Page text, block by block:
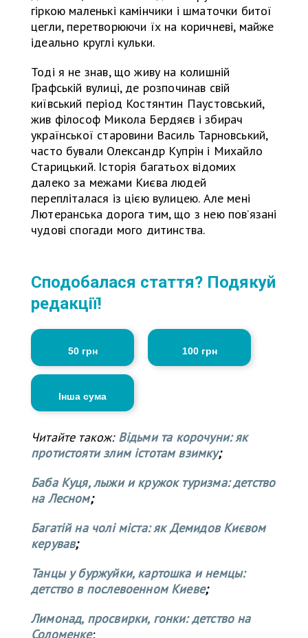
гіркою маленькі камінчики і шматочки битої
цегли, перетворюючи їх на коричневі, майже
ідеально круглі кульки.
Тоді я не знав, що живу на колишній
Графській вулиці, де розпочинав свій
київський період Костянтин Паустовський,
жив філософ Микола Бердяєв і збирач
української старовини Василь Тарновський,
часто бували Олександр Купрін і Михайло
Старицький. Історія багатьох відомих
далеко за межами Києва людей
перепліталася із цією вулицею. Але мені
Лютеранська дорога тим, що з нею повʼязані
чудові спогади мого дитинства.
Сподобалася стаття? Подякуй
редакції!
50 грн 100 грн
Інша сума
Читайте також: Відьми та корочуни: як
протистояти злим істотам взимку;
Баба Куця, лыжи и кружок туризма: детство
на Лесном;
Багатій на чолі міста: як Демидов Києвом
керував;
Танцы у буржуйки, картошка и немцы:
детство в послевоенном Киеве;
Лимонад, просвирки, гонки: детство на
Соломенке;